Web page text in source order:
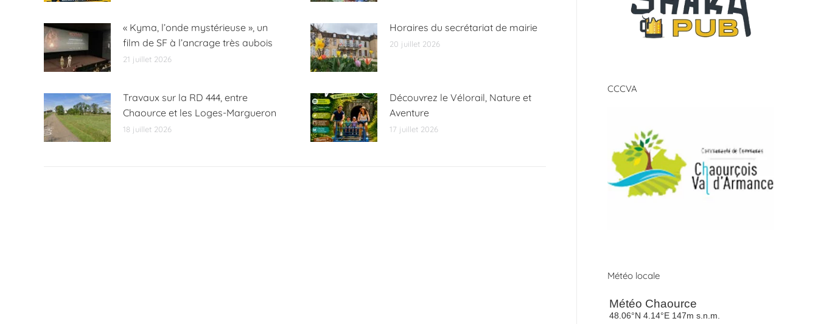
« Kyma, l’onde mystérieuse », un
film de SF à l’ancrage très aubois
21 juillet 2026
Horaires du secrétariat de mairie
20 juillet 2026
Travaux sur la RD 444, entre
Chaource et les Loges-Margueron
18 juillet 2026
Découvrez le Vélorail, Nature et
Aventure
17 juillet 2026
CCCVA
Météo locale